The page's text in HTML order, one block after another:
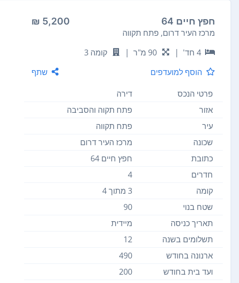
חפץ חיים 64 5,200 ₪
מרכז העיר דרום, פתח תקווה
4 חד'
| 90 מ"ר |
קומה 3
הוסף למועדפים
שתף
פרטי הנכס
דירה
אזור
פתח תקוה והסביבה
עיר
פתח תקווה
שכונה
מרכז העיר דרום
כתובת
חפץ חיים 64
חדרים
4
קומה
3 מתוך 4
שטח בנוי
90
תאריך כניסה
מיידית
תשלומים בשנה
12
ארנונה בחודש
490
ועד בית בחודש
200